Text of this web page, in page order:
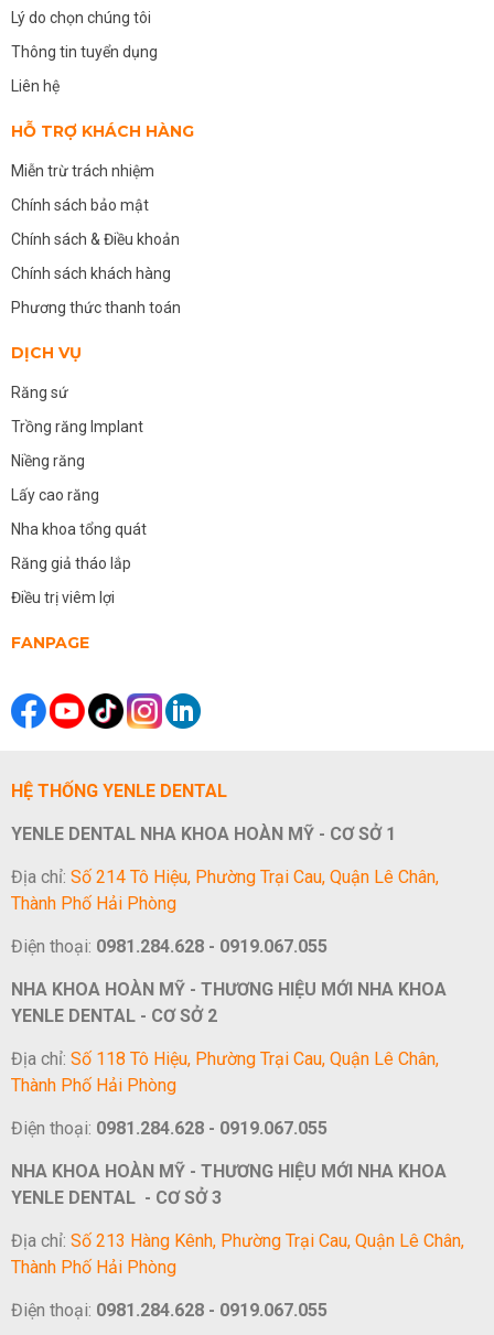
Lý do chọn chúng tôi
Thông tin tuyển dụng
Liên hệ
HỖ TRỢ KHÁCH HÀNG
Miễn trừ trách nhiệm
Chính sách bảo mật
Chính sách & Điều khoản
Chính sách khách hàng
Phương thức thanh toán
DỊCH VỤ
Răng sứ
Trồng răng Implant
Niềng răng
Lấy cao răng
Nha khoa tổng quát
Răng giả tháo lắp
Điều trị viêm lợi
FANPAGE
HỆ THỐNG YENLE DENTAL
YENLE DENTAL NHA KHOA HOÀN MỸ - CƠ SỞ 1
Địa chỉ: Số 214 Tô Hiệu, Phường Trại Cau, Quận Lê Chân,
Thành Phố Hải Phòng
Điện thoại: 0981.284.628 - 0919.067.055
NHA KHOA HOÀN MỸ - THƯƠNG HIỆU MỚI NHA KHOA
YENLE DENTAL - CƠ SỞ 2
Địa chỉ: Số 118 Tô Hiệu, Phường Trại Cau, Quận Lê Chân,
Thành Phố Hải Phòng
Điện thoại: 0981.284.628 - 0919.067.055
NHA KHOA HOÀN MỸ - THƯƠNG HIỆU MỚI NHA KHOA
YENLE DENTAL - CƠ SỞ 3
Địa chỉ: Số 213 Hàng Kênh, Phường Trại Cau, Quận Lê Chân,
Thành Phố Hải Phòng
Điện thoại: 0981.284.628 - 0919.067.055